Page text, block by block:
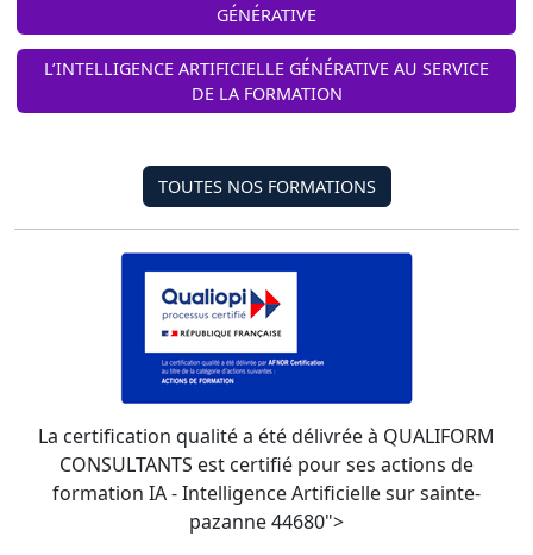
GÉNÉRATIVE
L’INTELLIGENCE ARTIFICIELLE GÉNÉRATIVE AU SERVICE
DE LA FORMATION
TOUTES NOS FORMATIONS
La certification qualité a été délivrée à QUALIFORM
CONSULTANTS est certifié pour ses actions de
formation IA - Intelligence Artificielle sur sainte-
pazanne 44680">